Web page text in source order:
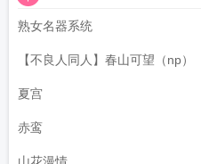
熟女名器系统
【不良人同人】春山可望（np）
夏宫
赤鸾